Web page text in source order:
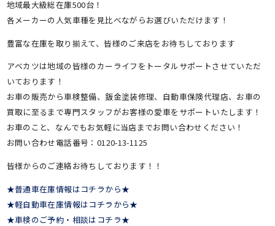
地域最大級総在庫500台！
各メーカーの人気車種を見比べながらお選びいただけます！
豊富な在庫を取り揃えて、皆様のご来店をお待ちしております
アベカツは地域の皆様のカーライフをトータルサポートさせていただ
いております！
お車の販売から車検整備、鈑金塗装修理、自動車保険代理店、お車の
買取に至るまで専門スタッフがお客様の愛車をサポートいたします！
お車のこと、なんでもお気軽に当店までお問い合わせください！
お問い合わせ電話番号：0120-13-1125
皆様からのご連絡お待ちしております！！
★普通車在庫情報はコチラから★
★軽自動車在庫情報はコチラから★
★車検のご予約・相談はコチラ★